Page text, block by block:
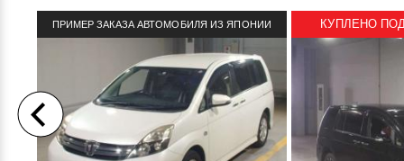
ПРИМЕР ЗАКАЗА АВТОМОБИЛЯ ИЗ ЯПОНИИ КУПЛЕНО ПОД